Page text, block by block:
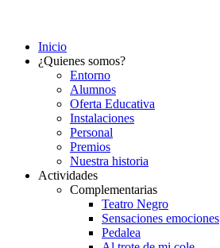
Inicio
¿Quienes somos?
Entorno
Alumnos
Oferta Educativa
Instalaciones
Personal
Premios
Nuestra historia
Actividades
Complementarias
Teatro Negro
Sensaciones emociones
Pedalea